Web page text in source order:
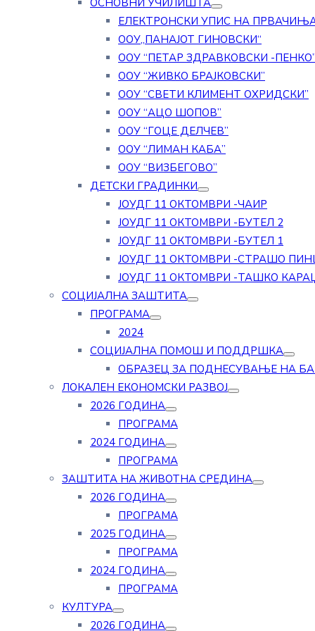
ОСНОВНИ УЧИЛИШТА
ЕЛЕКТРОНСКИ УПИС НА
ООУ„ПАНАЈОТ ГИНОВСКИ“
ООУ “ПЕТАР ЗДРАВКОВСКИ -ПЕНКО”
ООУ “ЖИВКО БРАЈКОВСКИ”
ООУ “СВЕТИ КЛИМЕНТ ОХРИДСКИ”
ООУ “АЦО ШОПОВ”
ООУ “ГОЦЕ ДЕЛЧЕВ”
ООУ “ЛИМАН КАБА”
ООУ “ВИЗБЕГОВО”
ДЕТСКИ ГРАДИНКИ
ЈОУДГ 11 ОКТОМВРИ -ЧАИР
ЈОУДГ 11 ОКТОМВРИ -БУТЕЛ 2
ЈОУДГ 11 ОКТОМВРИ -БУТЕЛ 1
ЈОУДГ 11 ОКТОМВРИ -СТРАШО
ЈОУДГ 11 ОКТОМВРИ -ТАШКО
СОЦИЈАЛНА ЗАШТИТА
ПРОГРАМА
2024
СОЦИЈАЛНА ПОМОШ И ПОДДРШКА
ОБРАЗЕЦ ЗА ПОДНЕСУВАЊЕ НА
ЛОКАЛЕН ЕКОНОМСКИ РАЗВОЈ
2026 ГОДИНА
ПРОГРАМА
2024 ГОДИНА
ПРОГРАМА
ЗАШТИТА НА ЖИВОТНА СРЕДИНА
2026 ГОДИНА
ПРОГРАМА
2025 ГОДИНА
ПРОГРАМА
2024 ГОДИНА
ПРОГРАМА
КУЛТУРА
2026 ГОДИНА